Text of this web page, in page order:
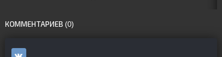
КОММЕНТАРИЕВ (0)